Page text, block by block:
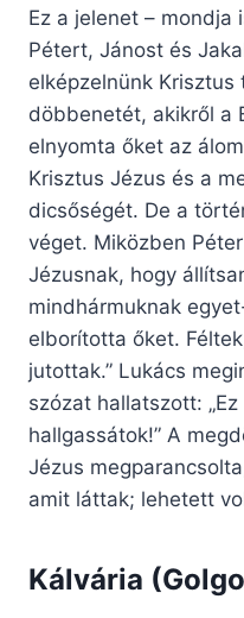
Ez a jelenet – mondja
Pétert, Jánost és
elképzelnünk Krisztus
döbbenetét, akikről a
elnyomta őket az
Krisztus Jézus és a
dicsőségét. De a
véget. Miközben
Jézusnak, hogy
mindhármuknak
elborította őket.
jutottak.” Lukács
szózat hallatszott:
hallgassátok!” A
Jézus
amit láttak; lehetett
Kálvária